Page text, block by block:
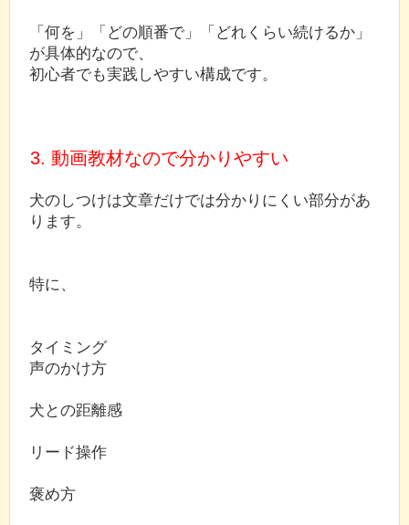
「何を」「どの順番で」「どれくらい続けるか」
が具体的なので、
初心者でも実践しやすい構成です。
3. 動画教材なので分かりやすい
犬のしつけは文章だけでは分かりにくい部分があ
ります。
特に、
タイミング
声のかけ方
犬との距離感
リード操作
褒め方